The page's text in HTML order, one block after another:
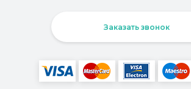
Заказать звонок